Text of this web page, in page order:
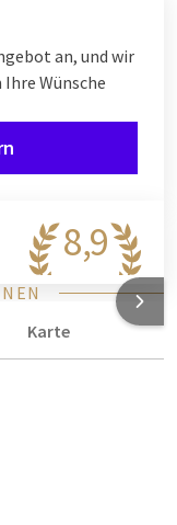
an, und wir
Wünsche
8,9
Karte